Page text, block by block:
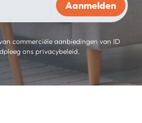
commerciële aanbiedingen van ID
ons privacybeleid.